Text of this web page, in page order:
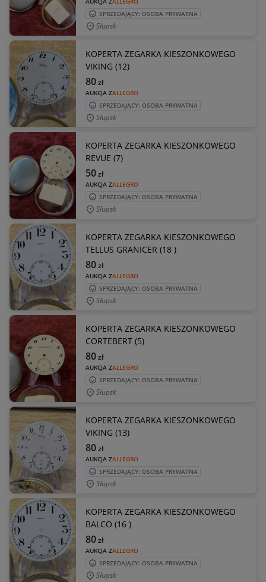
SPRZEDAJĄCY: OSOBA PRYWATNA
Słupsk
KOPERTA ZEGARKA KIESZONKOWEGO
VIKING (12)
AUKCJA ZALLEGRO
80zł
SPRZEDAJĄCY: OSOBA PRYWATNA
Słupsk
KOPERTA ZEGARKA KIESZONKOWEGO
REVUE (7)
AUKCJA ZALLEGRO
50zł
SPRZEDAJĄCY: OSOBA PRYWATNA
Słupsk
KOPERTA ZEGARKA KIESZONKOWEGO
TELLUS GRANICER (18 )
AUKCJA ZALLEGRO
80zł
SPRZEDAJĄCY: OSOBA PRYWATNA
Słupsk
KOPERTA ZEGARKA KIESZONKOWEGO
CORTEBERT (5)
AUKCJA ZALLEGRO
80zł
SPRZEDAJĄCY: OSOBA PRYWATNA
Słupsk
KOPERTA ZEGARKA KIESZONKOWEGO
VIKING (13)
AUKCJA ZALLEGRO
80zł
SPRZEDAJĄCY: OSOBA PRYWATNA
Słupsk
KOPERTA ZEGARKA KIESZONKOWEGO
BALCO (16 )
AUKCJA ZALLEGRO
80zł
SPRZEDAJĄCY: OSOBA PRYWATNA
Słupsk